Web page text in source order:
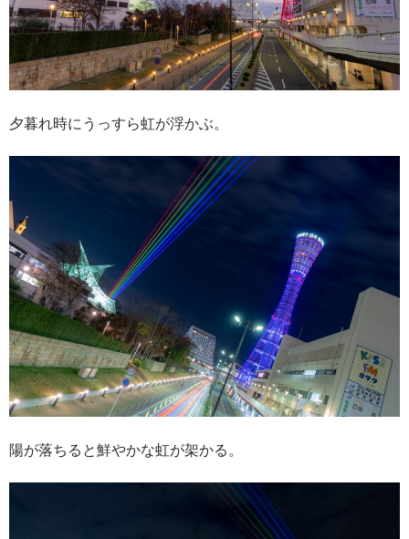
夕暮れ時にうっすら虹が浮かぶ。
陽が落ちると鮮やかな虹が架かる。